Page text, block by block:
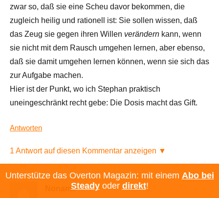
zwar so, daß sie eine Scheu davor bekommen, die
zugleich heilig und rationell ist: Sie sollen wissen, daß
das Zeug sie gegen ihren Willen verändern kann, wenn
sie nicht mit dem Rausch umgehen lernen, aber ebenso,
daß sie damit umgehen lernen können, wenn sie sich das
zur Aufgabe machen.
Hier ist der Punkt, wo ich Stephan praktisch
uneingeschränkt recht gebe: Die Dosis macht das Gift.
Antworten
1 Antwort auf diesen Kommentar anzeigen ▼
Noname
Unterstütze das Overton Magazin: mit einem Abo bei
Steadyoder direkt!